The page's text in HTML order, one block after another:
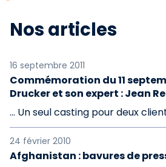
Nos articles
16 septembre 2011
Commémoration du 11
Drucker et son expert : Jean
… Un seul casting pour deux
24 février 2010
Afghanistan : bavures de